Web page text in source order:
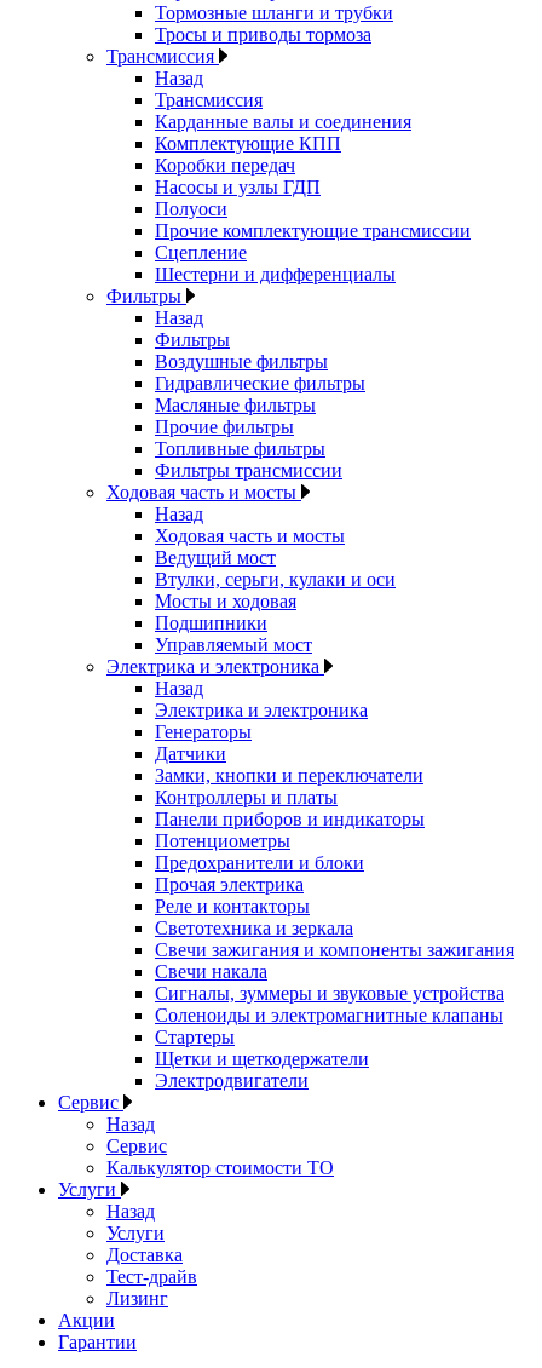
Тормозные шланги и трубки
Тросы и приводы тормоза
Трансмиссия
Назад
Трансмиссия
Карданные валы и соединения
Комплектующие КПП
Коробки передач
Насосы и узлы ГДП
Полуоси
Прочие комплектующие трансмиссии
Сцепление
Шестерни и дифференциалы
Фильтры
Назад
Фильтры
Воздушные фильтры
Гидравлические фильтры
Масляные фильтры
Прочие фильтры
Топливные фильтры
Фильтры трансмиссии
Ходовая часть и мосты
Назад
Ходовая часть и мосты
Ведущий мост
Втулки, серьги, кулаки и оси
Мосты и ходовая
Подшипники
Управляемый мост
Электрика и электроника
Назад
Электрика и электроника
Генераторы
Датчики
Замки, кнопки и переключатели
Контроллеры и платы
Панели приборов и индикаторы
Потенциометры
Предохранители и блоки
Прочая электрика
Реле и контакторы
Светотехника и зеркала
Свечи зажигания и компоненты зажигания
Свечи накала
Сигналы, зуммеры и звуковые устройства
Соленоиды и электромагнитные клапаны
Стартеры
Щетки и щеткодержатели
Электродвигатели
Сервис
Назад
Сервис
Калькулятор стоимости ТО
Услуги
Назад
Услуги
Доставка
Тест-драйв
Лизинг
Акции
Гарантии